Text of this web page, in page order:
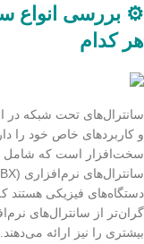
⚙️ بررسی انواع
هر کدام
سانترال‌های تحت شبکه در
و کاربردهای خاص خود را
دستگاه‌های فیزیکی
گران‌تر از سانترال‌های
بیشتری را نیز ارائه می‌دهند.